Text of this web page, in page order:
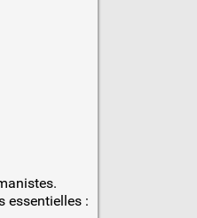
essentielles :